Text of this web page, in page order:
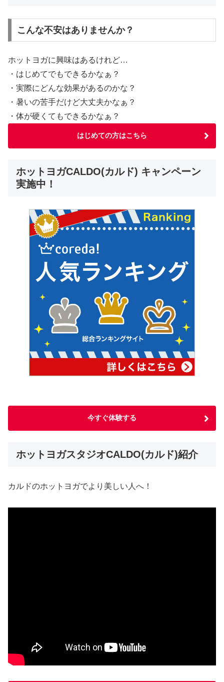
こんな不安はありませんか？
ホットヨガに興味はあるけれど…
・はじめてでもできるかなぁ？
・実際にどんな効果があるのかな？
・暑いの苦手だけど大丈夫かなぁ？
・体が硬くてもできるかなぁ？
はじめての方はこちら
ホットヨガCALDO(カルド) キャンペーン
実施中！
今すぐ体験する
ホットヨガスタジオCALDO(カルド)紹介
カルドのホットヨガでより美しい人へ！